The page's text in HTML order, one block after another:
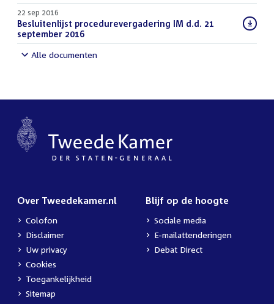
22 sep 2016
Download
bestand:
Besluitenlijst procedurevergadering IM d.d. 21
september 2016
Alle documenten
Over Tweedekamer.nl
Colofon
Disclaimer
Uw privacy
Cookies
Toegankelijkheid
Sitemap
Blijf op de hoogte
Sociale media
E-mailattenderingen
Debat Direct